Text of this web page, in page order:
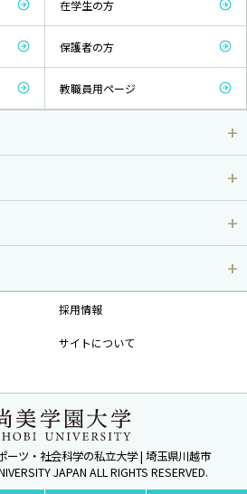
在学生の方
保護者の方
教職員用ページ
採用情報
サイトについて
ーツ・社会科学の私立大学 | 埼玉県川越市
JAPAN ALL RIGHTS RESERVED.